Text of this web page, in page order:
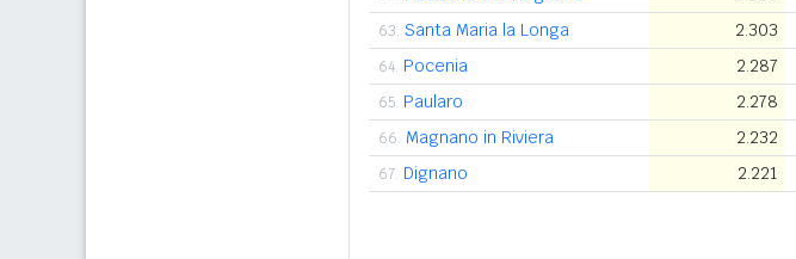
63. Santa Maria la Longa 2.303
64. Pocenia 2.287
65. Paularo 2.278
66. Magnano in Riviera 2.232
67. Dignano 2.221